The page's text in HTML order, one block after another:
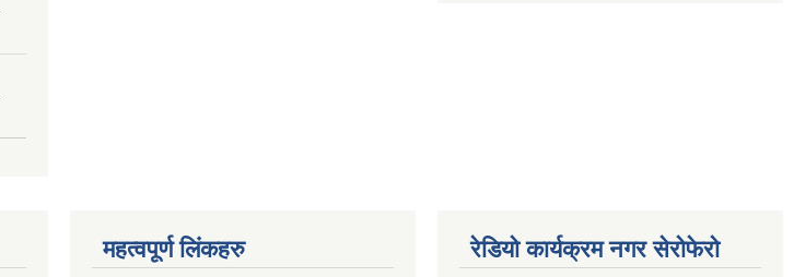
महत्वपूर्ण लिंकहरु रेडियो कार्यक्रम नगर सेरोफेरो